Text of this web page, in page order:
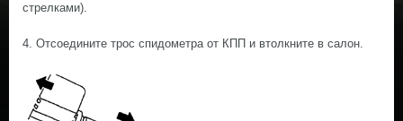
стрелками).
4. Отсоедините трос спидометра от КПП и втолкните в салон.